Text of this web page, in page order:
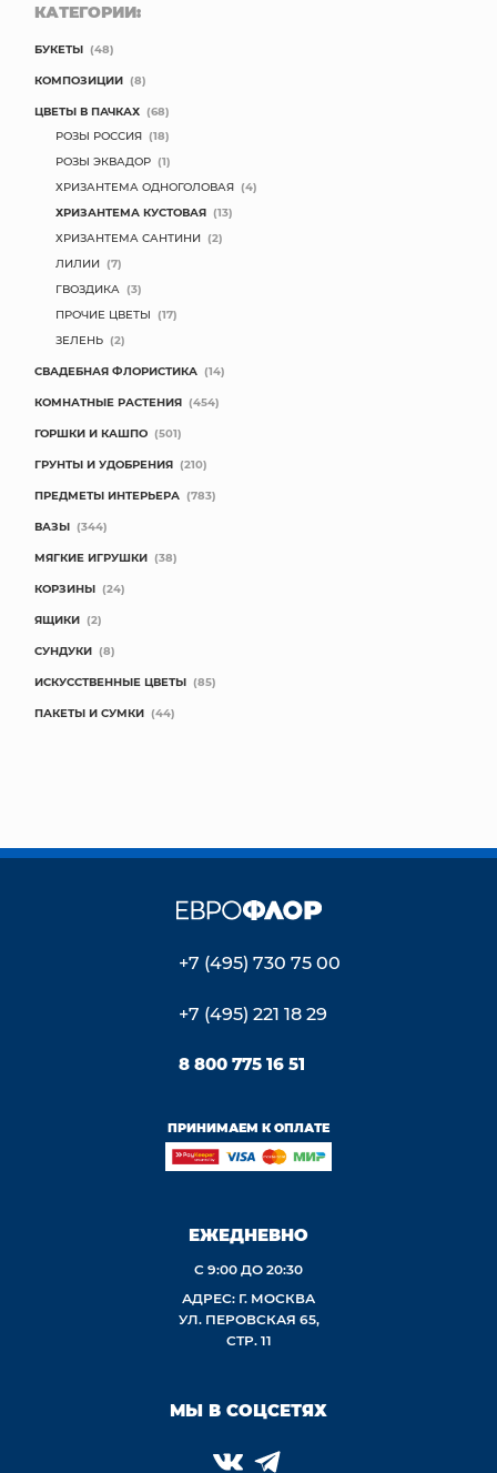
КАТЕГОРИИ:
БУКЕТЫ (48)
КОМПОЗИЦИИ (8)
ЦВЕТЫ В ПАЧКАХ (68)
РОЗЫ РОССИЯ (18)
РОЗЫ ЭКВАДОР (1)
ХРИЗАНТЕМА ОДНОГОЛОВАЯ (4)
ХРИЗАНТЕМА КУСТОВАЯ (13)
ХРИЗАНТЕМА САНТИНИ (2)
ЛИЛИИ (7)
ГВОЗДИКА (3)
ПРОЧИЕ ЦВЕТЫ (17)
ЗЕЛЕНЬ (2)
СВАДЕБНАЯ ФЛОРИСТИКА (14)
КОМНАТНЫЕ РАСТЕНИЯ (454)
ГОРШКИ И КАШПО (501)
ГРУНТЫ И УДОБРЕНИЯ (210)
ПРЕДМЕТЫ ИНТЕРЬЕРА (783)
ВАЗЫ (344)
МЯГКИЕ ИГРУШКИ (38)
КОРЗИНЫ (24)
ЯЩИКИ (2)
СУНДУКИ (8)
ИСКУССТВЕННЫЕ ЦВЕТЫ (85)
ПАКЕТЫ И СУМКИ (44)
+7 (495) 730 75 00
+7 (495) 221 18 29
8 800 775 16 51
ПРИНИМАЕМ К ОПЛАТЕ
ЕЖЕДНЕВНО
С 9:00 ДО 20:30
АДРЕС: Г. МОСКВА
УЛ. ПЕРОВСКАЯ 65,
СТР. 11
МЫ В СОЦСЕТЯХ